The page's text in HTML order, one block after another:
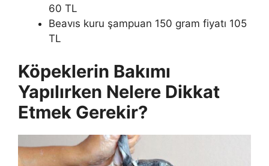
60 TL
Beavıs kuru şampuan 150 gram fiyatı 105
TL
Köpeklerin Bakımı
Yapılırken Nelere Dikkat
Etmek Gerekir?